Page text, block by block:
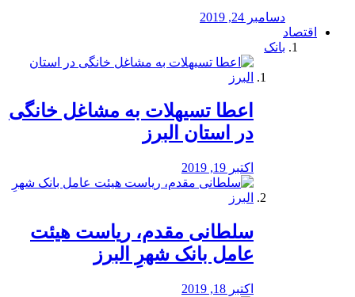
دسامبر 24, 2019
اقتصاد
بانک
️اعطا تسیهلات به مشاغل خانگی
در استان البرز
اکتبر 19, 2019
سلطانی مقدم، ریاست هیئت
عامل بانک شهرِ البرز
اکتبر 18, 2019